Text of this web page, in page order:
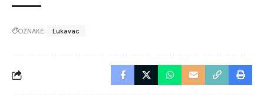
OZNAKE: Lukavac